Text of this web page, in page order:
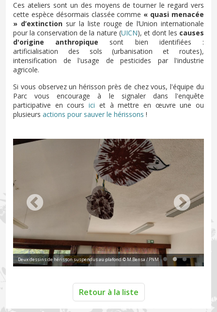
Ces ateliers sont un des moyens de tourner le regard vers
cette espèce désormais classée comme « quasi menacée
» d’extinction sur la liste rouge de l’Union internationale
pour la conservation de la nature (UICN), et dont les causes
d'origine anthropique sont bien identifiées :
artificialisation des sols (urbanisation et routes),
intensification de l'usage de pesticides par l'industrie
agricole.
Si vous observez un hérisson près de chez vous, l'équipe du
Parc vous encourage à le signaler dans l'enquête
participative en coursici et à mettre en œuvre une ou
plusieurs actions pour sauver le hérissons !
Deux dessins de hérisson suspendus au plafond © M.Bensa / PNM
Retour à la liste